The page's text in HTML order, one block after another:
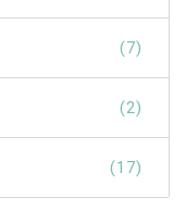
(7)
(2)
(17)